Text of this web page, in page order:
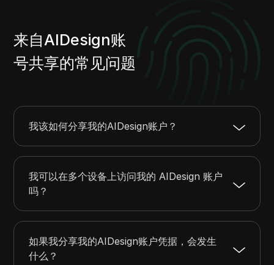
来自AIDesign账
号共享的常见问题
我该如何分享我的AIDesign账户？
我可以在多个设备上访问我的 AIDesign 账户
吗？
如果我分享我的AIDesign账户凭据，会发生
什么？